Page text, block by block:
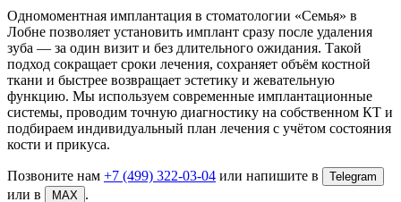
Одномоментная имплантация в стоматологии «Семья» в
Лобне позволяет установить имплант сразу после удаления
зуба — за один визит и без длительного ожидания. Такой
подход сокращает сроки лечения, сохраняет объём костной
ткани и быстрее возвращает эстетику и жевательную
функцию. Мы используем современные имплантационные
системы, проводим точную диагностику на собственном КТ и
подбираем индивидуальный план лечения с учётом состояния
кости и прикуса.
Позвоните нам +7 (499) 322-03-04 или напишите в Telegram
или в MAX .